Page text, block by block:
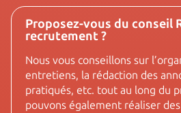
Proposez-vous du conseil
recrutement ?
Nous vous conseillons sur
entretiens, la rédaction des
pratiqués, etc. tout au long du
pouvons également réaliser